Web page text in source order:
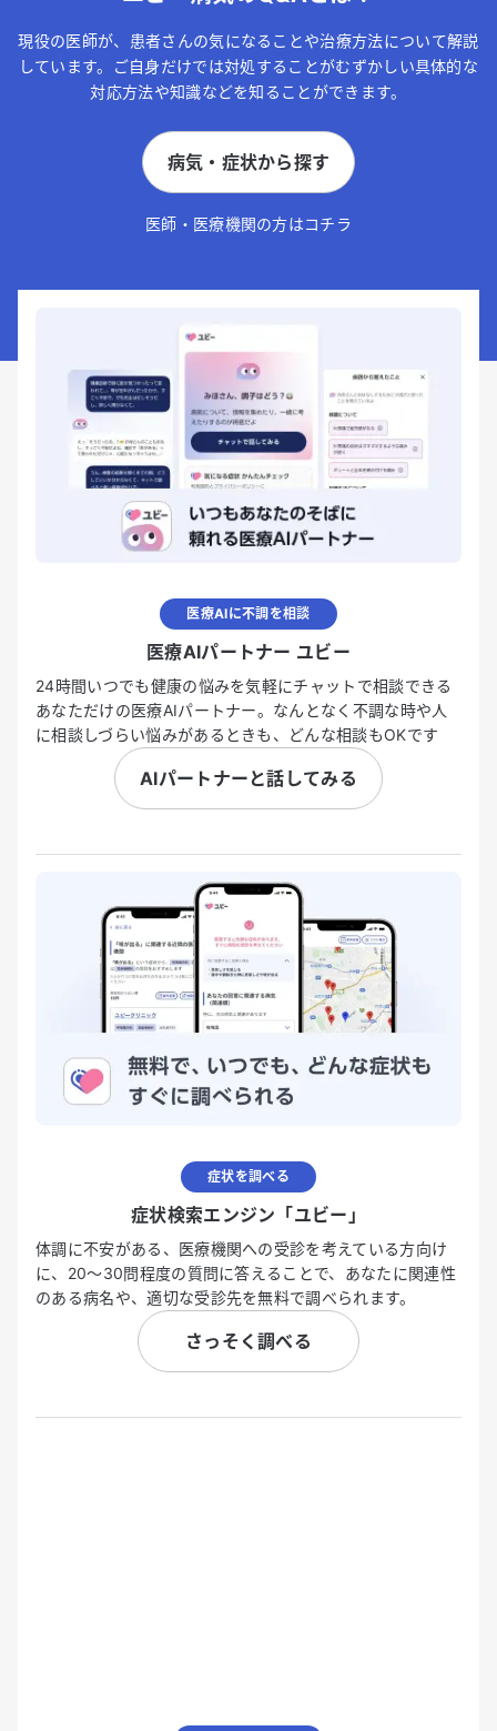
現役の医師が、患者さんの気になることや治療方法について解説
しています。ご自身だけでは対処することがむずかしい具体的な
対応方法や知識などを知ることができます。
病気・症状から探す
医師・医療機関の方はコチラ
医療AIに不調を相談
医療AIパートナー ユビー
24時間いつでも健康の悩みを気軽にチャットで相談できる
あなただけの医療AIパートナー。なんとなく不調な時や人
に相談しづらい悩みがあるときも、どんな相談もOKです
AIパートナーと話してみる
症状を調べる
症状検索エンジン「ユビー」
体調に不安がある、医療機関への受診を考えている方向け
に、20〜30問程度の質問に答えることで、あなたに関連性
のある病名や、適切な受診先を無料で調べられます。
さっそく調べる